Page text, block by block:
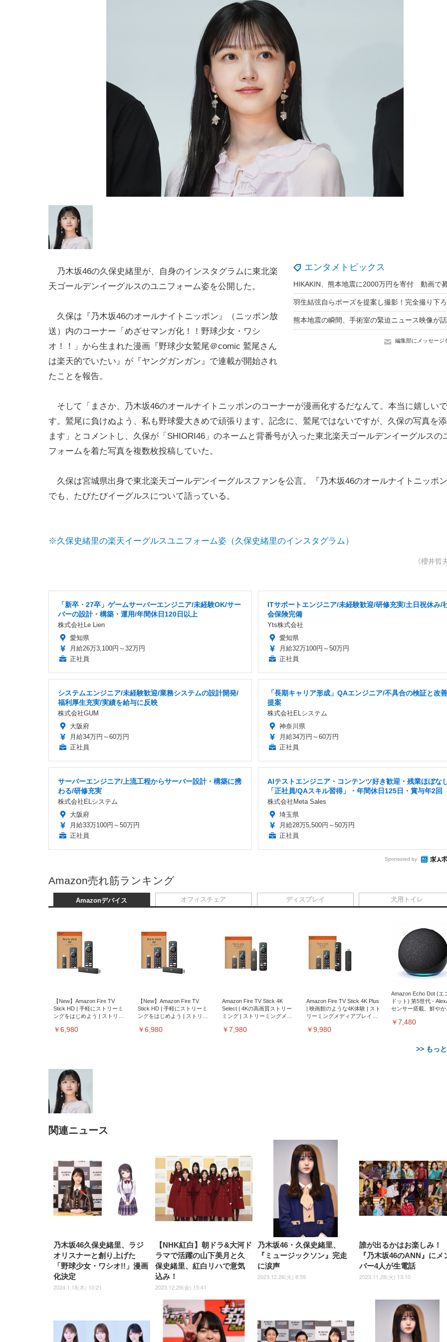
エンタメトピックス
編集部にメッセージ
乃木坂46の久保史緒里が、自身のインスタグラムに東北楽
天ゴールデンイーグルスのユニフォーム姿を公開した。
久保は『乃木坂46のオールナイトニッポン』（ニッポン放
送）内のコーナー「めざせマンガ化！！野球少女・ワシ
オ！！」から生まれた漫画『野球少女鷲尾＠comic 鷲尾さん
は楽天的でいたい』が『ヤングガンガン』で連載が開始され
たことを報告。
そして「まさか、乃木坂46のオールナイトニッポンのコーナーが漫画化するだなんて。本当に嬉しいで
す。鷲尾に負けぬよう、私も野球愛大きめで頑張ります。記念に、鷲尾ではないですが、久保の写真を添
ます」とコメントし、久保が「SHIORI46」のネームと背番号が入った東北楽天ゴールデンイーグルスの
フォームを着た写真を複数枚投稿していた。
久保は宮城県出身で東北楽天ゴールデンイーグルスファンを公言。『乃木坂46のオールナイトニッポン
でも、たびたびイーグルスについて語っている。
※久保史緒里の楽天イーグルスユニフォーム姿（久保史緒里のインスタグラム）
《櫻井哲
「新卒・27卒」ゲームサーバーエンジニア/未経験OK/サー
バーの設計・構築・運用/年間休日120日以上
株式会社Le Lien
愛知県
月給26万3,100円～32万円
正社員
ITサポートエンジニア/未経験歓迎/研修充実/土日祝休み/
会保険完備
Yts株式会社
愛知県
月給32万100円～50万円
正社員
システムエンジニア/未経験歓迎/業務システムの設計開発/
福利厚生充実/実績を給与に反映
株式会社GUM
大阪府
月給34万円～60万円
正社員
「長期キャリア形成」QAエンジニア/不具合の検証と改善
提案
株式会社ELシステム
神奈川県
月給34万円～60万円
正社員
サーバーエンジニア/上流工程からサーバー設計・構築に携
わる/研修充実
株式会社ELシステム
大阪府
月給33万100円～50万円
正社員
AIテストエンジニア・コンテンツ好き歓迎・残業ほぼな
「正社員/QAスキル習得」・年間休日125日・賞与年2回
株式会社Meta Sales
埼玉県
月給28万5,500円～50万円
正社員
Sponsored by
Amazon売れ筋ランキング
Amazonデバイス
【New】Amazon Fire TV
Stick HD | 手軽にストリーミ
ングをはじめよう | ストリー
￥6,980
【New】Amazon Fire TV
Stick HD | 手軽にストリーミ
ングをはじめよう | ストリー
￥6,980
Amazon Fire TV Stick 4K
Select | 4Kの高画質ストリー
ミング | ストリーミングメデ
￥7,980
Amazon Fire TV Stick 4K Plus
| 映画館のような4K体験 | スト
リーミングメディアプレイヤ
￥9,980
Amazon Echo Dot (エ
ドット) 第5世代 -
センサー搭載、鮮やか
￥7,480
>> もっ
オフィスチェア
上げ式アームレスト コンパク
ト 約105度ロッキング pc 事務
椅子 360度回転 座面昇降 強化
ナイロン樹脂ベース 通気性メ
ッシュ 在宅ワーク H-
WY01(黒網+黒枠+黒足)
￥5,699
／デスクチェア メッシュチェ
ア 人間工学 疲れない ブラッ
￥27,999
Sezlife オフィスチェア デスク
チェア 疲れない テレワーク
チェア 強化バックレスト 30
度ロッキング機能 人間工学 椅
子 腰サポート 90度跳ね上げ
式アームレスト 3Dヘッドレス
ト ハンガー付き 高反発クッシ
ョン PCチェア 通気性メッシ
ュ ゲーミング/勉強/事務用 お
しゃれ パソコンチェア (ブラ
ック)
￥7,680
Sezlife オフィスチェア デスク
チェア 疲れない テレワーク
チェア 強化バックレスト 30度
ロッキング機能 人間工学 椅子
腰サポート 90度跳ね上げ式ア
ームレスト 3Dヘッドレスト
ハンガー付き 高反発クッショ
ン PCチェア 通気性メッシュ
ゲーミング/勉強/事務用 おし
ゃれ パソコンチェア (ホワイ
ト)
￥7,680
ポート付き 腰サポー
ス圧無段階昇降 360度
転 キャスター付き コ
クト 幅52×奥行58.5×
84～96cm テレワーク
宅勤務 ブラック
￥4,139
ディスプレイ
UHD・USB Type-C・ホワイ
ト
￥105,595
EV2740X-WT | 27.0型4K
UHD・USB Type-C・ホワイ
￥109,572
ク付き（CFI-ZDM1J）
￥49,979
【整備済み品】Dell
E2724HS 27インチ 液晶モ
ニター フル
HD（1920×1080）VA 非光
沢 HDMI/DisplayPort/VGA
スピーカー内蔵 高さ調整 ス
イベル VESA対応
ComfortView ビジネス向け
￥15,800
ーミングモニター QD 24.5イ
1ms FHD 量子ドット 残像低
年保証 | 輝点保証 | 日本メー
￥34,980
犬用トイレ
捨て 無香料 ホワイト 300枚
￥3,373
ーツ 厚型 ワイド 42枚x2袋(84
枚) ホワイト(吸収面:ライトブ
￥3,234
ツ L 中型犬用 26枚入り 単品
￥1,800
Smart Basic(スマートベーシ
ック) 【Amazon.co.jp限定】
Smart Basic アイリスオーヤマ
ペットシーツ 超厚型 お徳用
ワイド 100枚入 (x 1) (ケース
販売)
￥3,670
【Amazon.co.jp限定】
￥3,731
関連ニュース
乃木坂46久保史緒里、ラジ
オリスナーと創り上げた
「野球少女・ワシオ!!」漫画
化決定
2024.1.18(木) 10:21
【NHK紅白】朝ドラ&大河ド
ラマで活躍の山下美月と久
保史緒里、紅白リハで意気
込み！
2023.12.29(金) 15:41
乃木坂46・久保史緒里、
『ミュージックソン』完走
に涙声
2023.12.26(火) 8:59
誰が出るかはお楽しみ！
『乃木坂46のANN』にメ
バー4人が生電話
2023.11.28(火) 13:10